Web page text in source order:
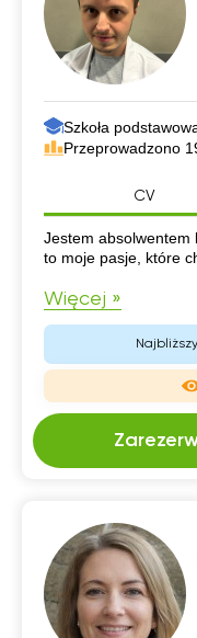
Szkoła
Przeprowadzono
CV
CV
Jestem absolwentem
to moje pasje, które
Więcej »